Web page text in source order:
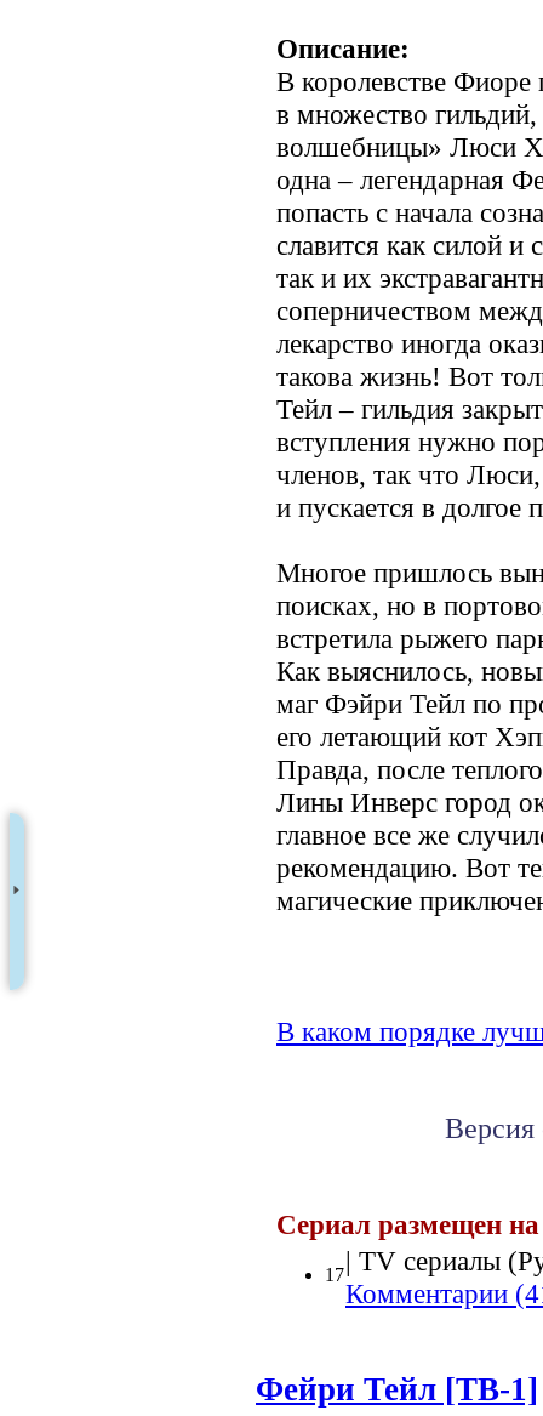
Описание:
В королевстве Фиоре
в множество
волшебницы» Люси
одна – легендарная
попасть с начала
славится как силой и
так и их
соперничеством
лекарство иногда
такова жизнь! Вот
Тейл – гильдия
вступления нужно
членов, так что
и пускается в долгое
Многое пришлось
поисках, но в
встретила рыжего
Как выяснилось,
маг Фэйри Тейл по
его летающий кот
Правда, после
Лины Инверс город
главное все же
рекомендацию. Вот
магические
В каком порядке
Версия
Сериал размещен
17| TV сериалы
Комментарии
Фейри Тейл [ТВ-1]